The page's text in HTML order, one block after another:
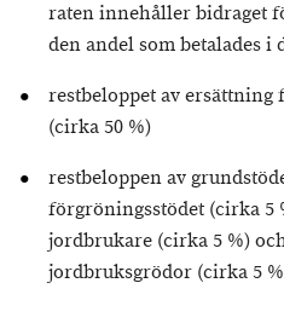
raten innehåller bidraget
den andel som betalades i
restbeloppet av
(cirka 50 %)
restbeloppen av
förgröningsstödet (cirka 5
jordbrukare (cirka 5 %)
jordbruksgrödor (cirka 5